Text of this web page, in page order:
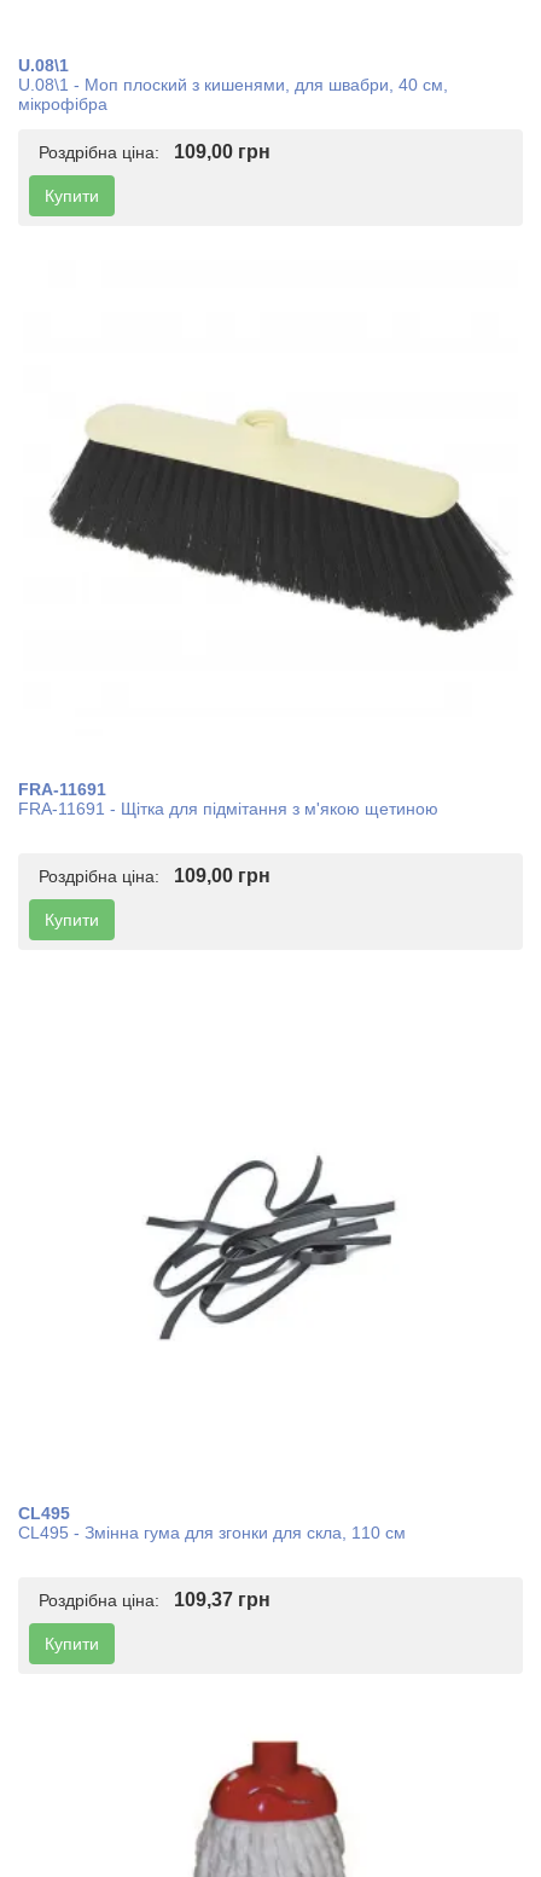
U.08\1
U.08\1 - Моп плоский з кишенями, для швабри, 40 см,
мікрофібра
Роздрібна ціна: 109,00 грн
Купити
FRA-11691
FRA-11691 - Щітка для підмітання з м'якою щетиною
Роздрібна ціна: 109,00 грн
Купити
CL495
CL495 - Змінна гума для згонки для скла, 110 см
Роздрібна ціна: 109,37 грн
Купити